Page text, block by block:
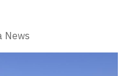
News